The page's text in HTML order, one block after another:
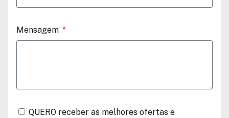
Mensagem
QUERO receber as melhores ofertas e